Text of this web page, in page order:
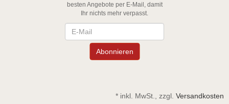
besten Angebote per E-Mail, damit
Ihr nichts mehr verpasst.
Abonnieren
* inkl. MwSt., zzgl. Versandkosten